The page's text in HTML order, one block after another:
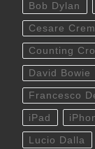
Bob Dylan
Cesare
Counting
David Bowie
Francesco
iPad
Lucio Dalla